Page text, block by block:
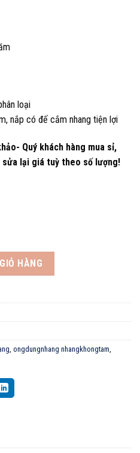
loại
nắp có đế cắm nhang tiện lợi
Quý khách hàng mua sỉ,
lại giá tuỳ theo số lượng!
Đế Cắm Nhang Tiện Lợi số lượng
HÀNG
, ongdungnhang nhangkhongtam,